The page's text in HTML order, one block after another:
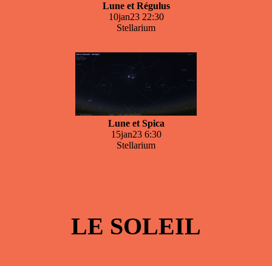
Lune et Régulus
10jan23 22:30
Stellarium
Lune et Spica
15jan23 6:30
Stellarium
LE SOLEIL